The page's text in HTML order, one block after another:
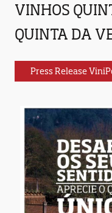
VINHOS
QUINTA DA
Press Release